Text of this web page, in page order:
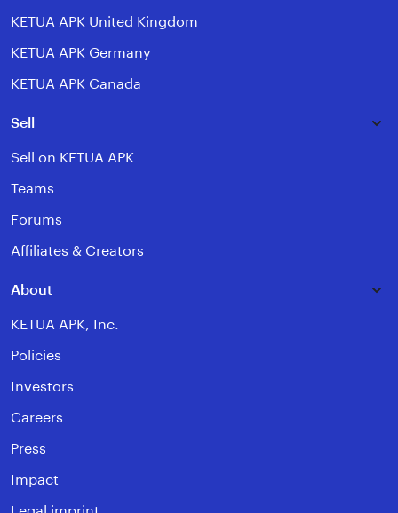
KETUA APK United Kingdom
KETUA APK Germany
KETUA APK Canada
Sell
Sell on KETUA APK
Teams
Forums
Affiliates & Creators
About
KETUA APK, Inc.
Policies
Investors
Careers
Press
Impact